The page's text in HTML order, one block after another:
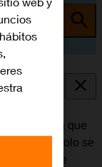
para que
llamada. Solo se
voz. Si se